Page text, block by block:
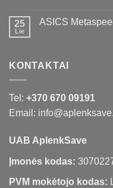
25
Lie
ASICS
KONTAKTAI
Tel: +370 670 09191
Email:
UAB AplenkSave
Įmonės kodas:
PVM mokėtojo kodas: